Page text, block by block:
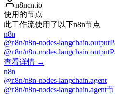
n8ncn.io
使用的节点
此工作流使用了以下n8n节点
n8n
@n8n/n8n-nodes-
@n8n/n8n-nodes-
查看详情 →
n8n
@n8n/n8n-nodes-langchain.agent
@n8n/n8n-nodes-langchain.agent